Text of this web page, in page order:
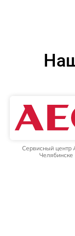
Сервисный центр
Челябинске